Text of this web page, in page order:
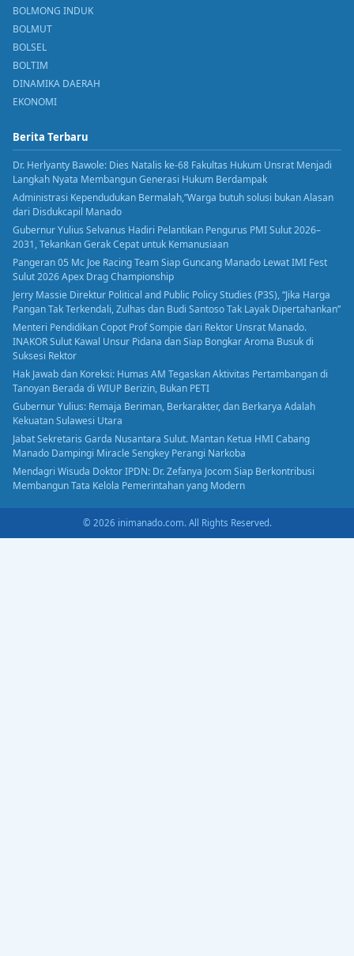
BOLMONG INDUK
BOLMUT
BOLSEL
BOLTIM
DINAMIKA DAERAH
EKONOMI
Berita Terbaru
Dr. Herlyanty Bawole: Dies Natalis ke-68 Fakultas Hukum Unsrat Menjadi
Langkah Nyata Membangun Generasi Hukum Berdampak
Administrasi Kependudukan Bermalah,”Warga butuh solusi bukan Alasan
dari Disdukcapil Manado
Gubernur Yulius Selvanus Hadiri Pelantikan Pengurus PMI Sulut 2026–
2031, Tekankan Gerak Cepat untuk Kemanusiaan
Pangeran 05 Mc Joe Racing Team Siap Guncang Manado Lewat IMI Fest
Sulut 2026 Apex Drag Championship
Jerry Massie Direktur Political and Public Policy Studies (P3S), “Jika Harga
Pangan Tak Terkendali, Zulhas dan Budi Santoso Tak Layak Dipertahankan”
Menteri Pendidikan Copot Prof Sompie dari Rektor Unsrat Manado.
INAKOR Sulut Kawal Unsur Pidana dan Siap Bongkar Aroma Busuk di
Suksesi Rektor
Hak Jawab dan Koreksi: Humas AM Tegaskan Aktivitas Pertambangan di
Tanoyan Berada di WIUP Berizin, Bukan PETI
Gubernur Yulius: Remaja Beriman, Berkarakter, dan Berkarya Adalah
Kekuatan Sulawesi Utara
Jabat Sekretaris Garda Nusantara Sulut. Mantan Ketua HMI Cabang
Manado Dampingi Miracle Sengkey Perangi Narkoba
Mendagri Wisuda Doktor IPDN: Dr. Zefanya Jocom Siap Berkontribusi
Membangun Tata Kelola Pemerintahan yang Modern
© 2026 inimanado.com. All Rights Reserved.